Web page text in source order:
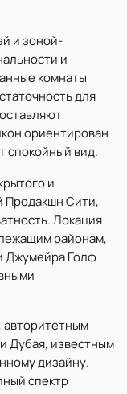
и зоной-
и
комнаты
для
ориентирован
спокойный вид.
и
Продакшн Сити,
Локация
районам,
Джумейра Голф
авторитетным
Дубая, известным
дизайну.
спектр